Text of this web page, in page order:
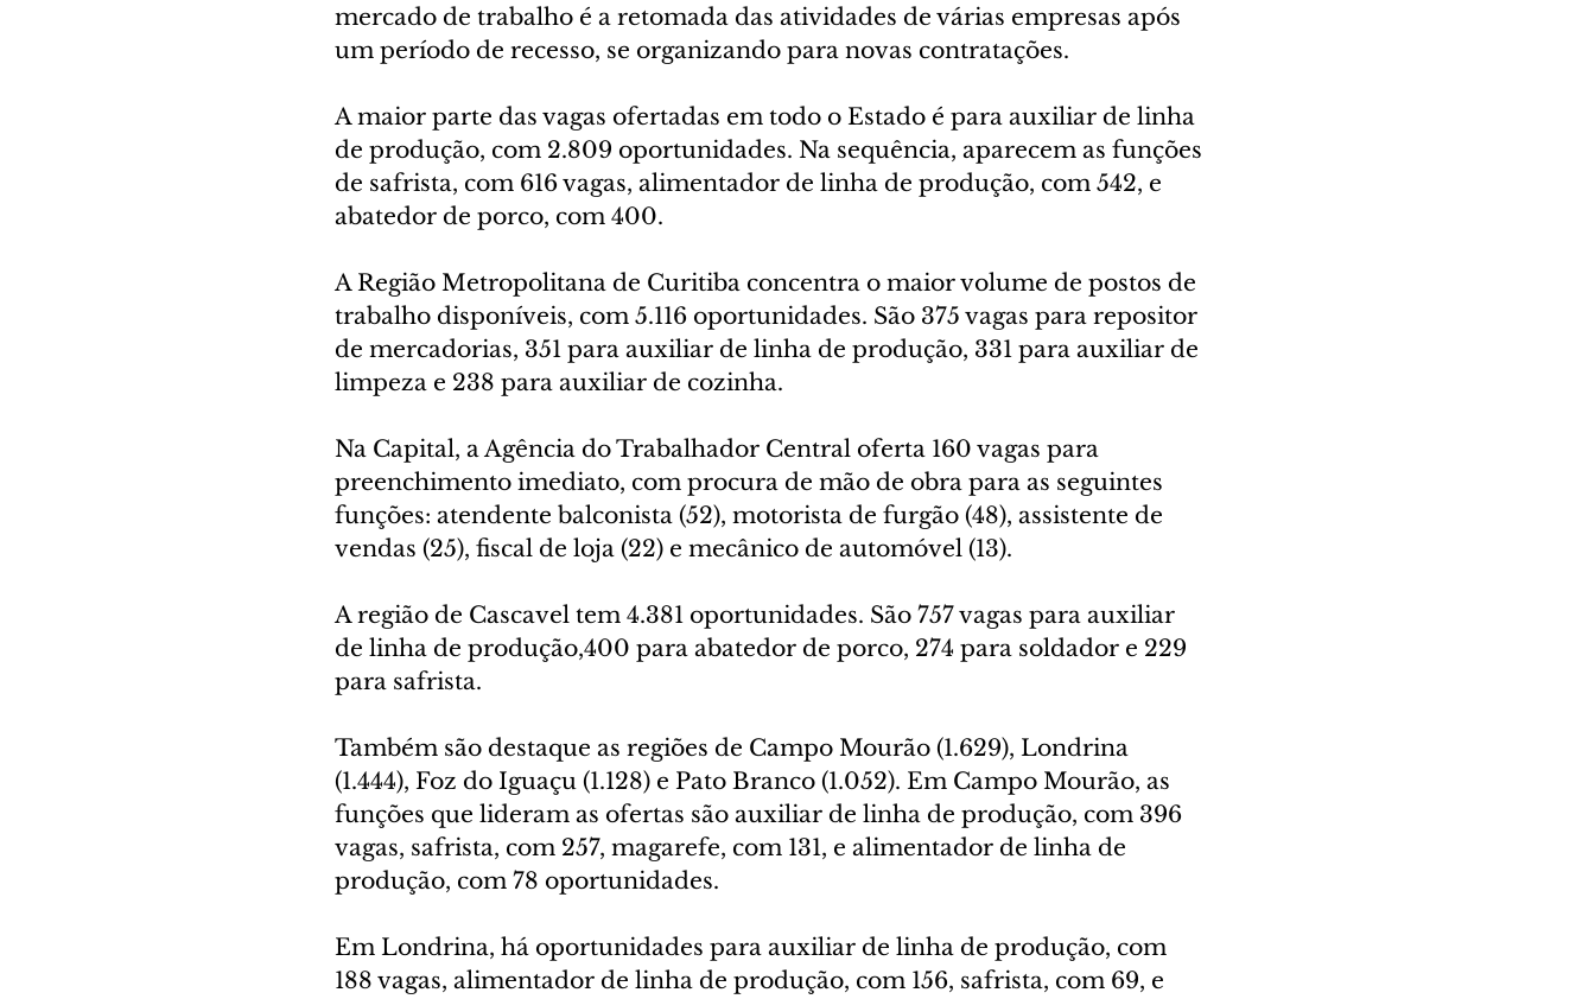
mercado de trabalho é a retomada das atividades de várias empresas após
um período de recesso, se organizando para novas contratações.
A maior parte das vagas ofertadas em todo o Estado é para auxiliar de linha
de produção, com 2.809 oportunidades. Na sequência, aparecem as funções
de safrista, com 616 vagas, alimentador de linha de produção, com 542, e
abatedor de porco, com 400.
A Região Metropolitana de Curitiba concentra o maior volume de postos de
trabalho disponíveis, com 5.116 oportunidades. São 375 vagas para repositor
de mercadorias, 351 para auxiliar de linha de produção, 331 para auxiliar de
limpeza e 238 para auxiliar de cozinha.
Na Capital, a Agência do Trabalhador Central oferta 160 vagas para
preenchimento imediato, com procura de mão de obra para as seguintes
funções: atendente balconista (52), motorista de furgão (48), assistente de
vendas (25), fiscal de loja (22) e mecânico de automóvel (13).
A região de Cascavel tem 4.381 oportunidades. São 757 vagas para auxiliar
de linha de produção,400 para abatedor de porco, 274 para soldador e 229
para safrista.
Também são destaque as regiões de Campo Mourão (1.629), Londrina
(1.444), Foz do Iguaçu (1.128) e Pato Branco (1.052). Em Campo Mourão, as
funções que lideram as ofertas são auxiliar de linha de produção, com 396
vagas, safrista, com 257, magarefe, com 131, e alimentador de linha de
produção, com 78 oportunidades.
Em Londrina, há oportunidades para auxiliar de linha de produção, com
188 vagas, alimentador de linha de produção, com 156, safrista, com 69, e